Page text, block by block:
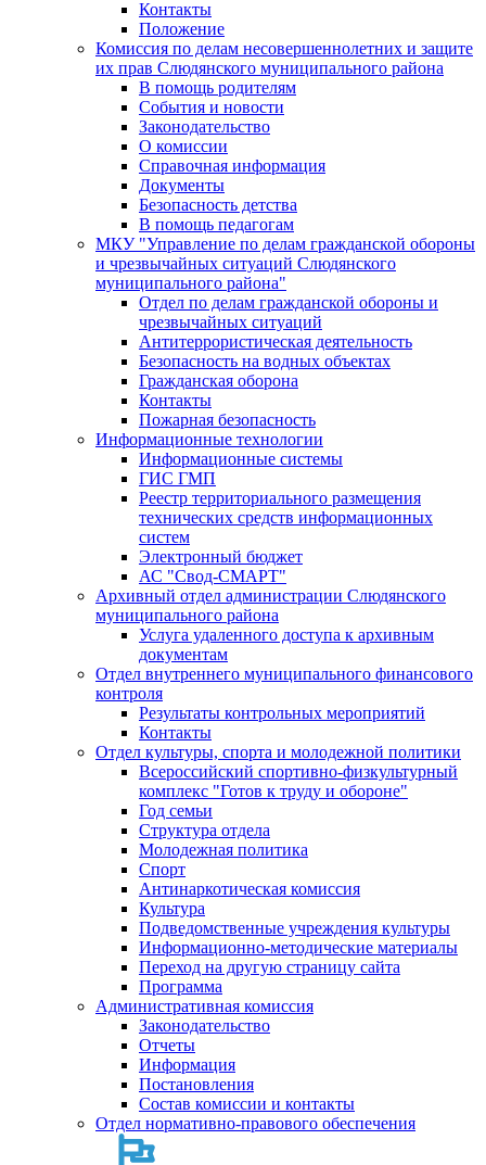
Контакты
Положение
Комиссия по делам несовершеннолетних и защите
их прав Слюдянского муниципального района
В помощь родителям
События и новости
Законодательство
О комиссии
Справочная информация
Документы
Безопасность детства
В помощь педагогам
МКУ "Управление по делам гражданской обороны
и чрезвычайных ситуаций Слюдянского
муниципального района"
Отдел по делам гражданской обороны и
чрезвычайных ситуаций
Антитеррористическая деятельность
Безопасность на водных объектах
Гражданская оборона
Контакты
Пожарная безопасность
Информационные технологии
Информационные системы
ГИС ГМП
Реестр территориального размещения
технических средств информационных
систем
Электронный бюджет
АС "Свод-СМАРТ"
Архивный отдел администрации Слюдянского
муниципального района
Услуга удаленного доступа к архивным
документам
Отдел внутреннего муниципального финансового
контроля
Результаты контрольных мероприятий
Контакты
Отдел культуры, спорта и молодежной политики
Всероссийский спортивно-физкультурный
комплекс "Готов к труду и обороне"
Год семьи
Структура отдела
Молодежная политика
Спорт
Антинаркотическая комиссия
Культура
Подведомственные учреждения культуры
Информационно-методические материалы
Переход на другую страницу сайта
Программа
Административная комиссия
Законодательство
Отчеты
Информация
Постановления
Состав комиссии и контакты
Отдел нормативно-правового обеспечения